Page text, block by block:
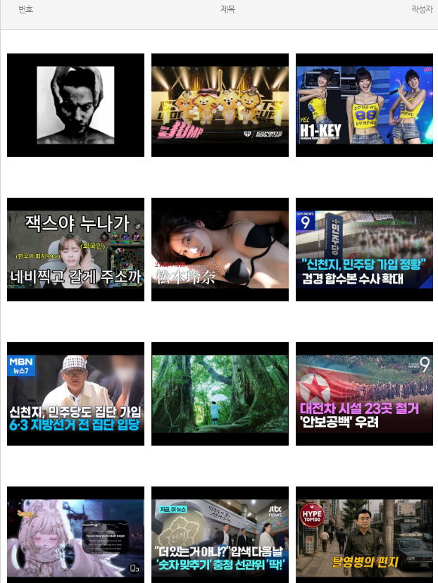
번호 제목 작성자
극혐
픽도리
오타쿠
타짜신정환
와꾸대장봉준
떨어진원숭이
아이언맨
떨어진원숭이